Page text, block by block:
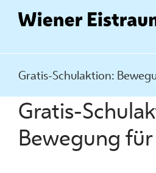
Inhalt
Gratis-Schulaktion:
Gratis-
Bewegung